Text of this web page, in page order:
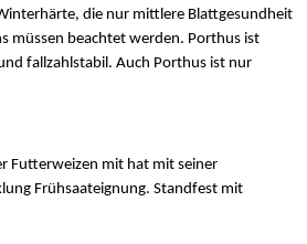
die nur mittlere Blattgesundheit
müssen beachtet werden. Porthus ist
fallzahlstabil. Auch Porthus ist nur
Futterweizen mit hat mit seiner
Frühsaateignung. Standfest mit